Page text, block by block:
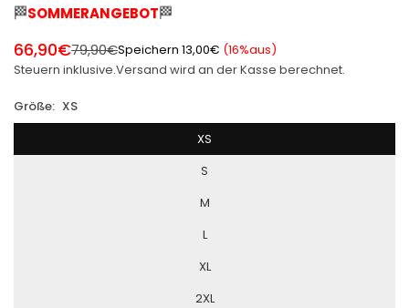
🏁SOMMERANGEBOT🏁
Normaler
Preis
66,90€79,90€Speichern 13,00€ (16%aus)
Steuern inklusive.Versand wird an der Kasse berechnet.
Größe: XS
XS
S
M
L
XL
2XL